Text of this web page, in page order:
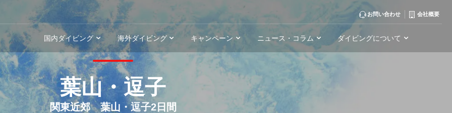
葉山・逗子
関東近郊 葉山・逗子2日間
お問い合わせ 会社概要
国内ダイビング 海外ダイビング キャンペーン ニュース・コラム ダイビングについて